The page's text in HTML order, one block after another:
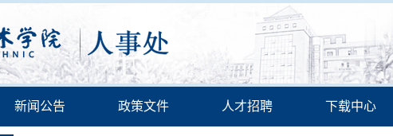
新闻公告 政策文件 人才招聘 下载中心